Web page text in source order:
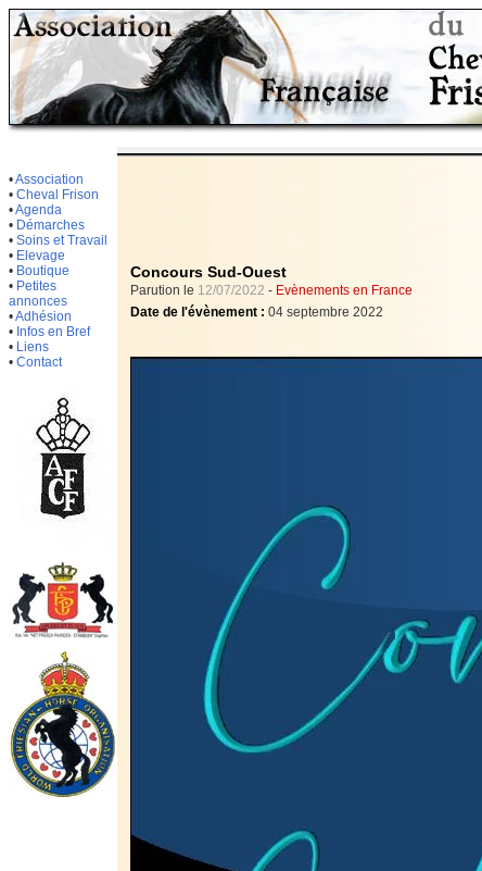
•Association
• Cheval Frison
•Agenda
• Démarches
• Soins et Travail
• Elevage
• Boutique
• Petites
annonces
•Adhésion
• Infos en Bref
• Liens
• Contact
Concours Sud-Ouest
Parution le 12/07/2022 - Evènements en France
Date de l'évènement : 04 septembre 2022